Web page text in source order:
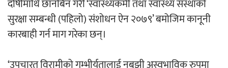
‘आइतबारको अफिस’ को परिचर्चा सम्पन्न
दोषीमाथि छानबिन गरी ‘स्वास्थ्यकर्मी तथा स्वास्थ्य संस्थाको
सुरक्षा सम्बन्धी (पहिलो) संशोधन ऐन २०७९’ बमोजिम कानूनी
कारबाही गर्न माग गरेका छन्।